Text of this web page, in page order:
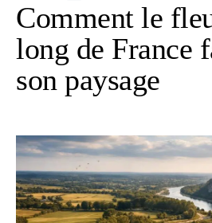
Comment le
long de France
son paysage